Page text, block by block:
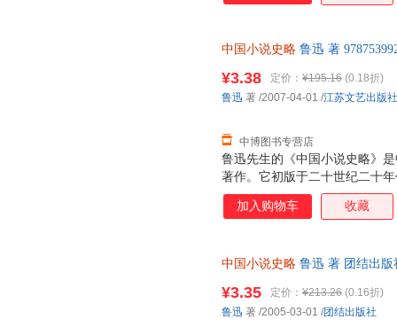
中国小说史略 鲁迅 著
鲁迅先生的《中国小说史略》
著作。它初版于二十世纪二十
精辟的论断，深受学术界的推
中国通俗文学史的经典著作。
础工作。我们知道，除《小说
它们分别就唐以前的古小说、
的资料辑集、整理工作，这是
¥3.38 定价： ¥195.16 (0.18折)
中博图书专营店
鲁迅 著 /2007-04-01 /江苏文艺出版社
加入购物车 收藏
中国小说史略 鲁迅 著 团结出
¥3.35 定价： ¥213.26 (0.16折)
鲁迅 著 /2005-03-01 /团结出版社